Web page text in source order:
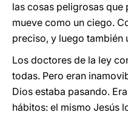
las cosas peligrosas que
mueve como un ciego.
preciso, y luego también
Los doctores de la ley
todas. Pero eran
Dios estaba pasando.
hábitos: el mismo Jesús